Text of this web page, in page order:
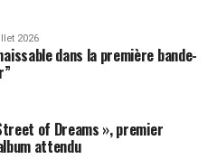
2026
dans la première bande-
of Dreams », premier
attendu